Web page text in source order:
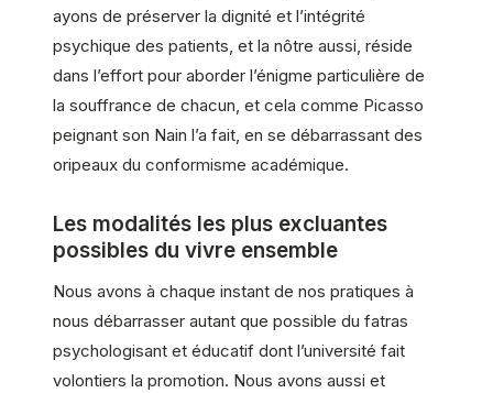
ayons de préserver la dignité et l’intégrité
psychique des patients, et la nôtre aussi, réside
dans l’effort pour aborder l’énigme particulière de
la souffrance de chacun, et cela comme Picasso
peignant son Nain l’a fait, en se débarrassant des
oripeaux du conformisme académique.
Les modalités les plus excluantes
possibles du vivre ensemble
Nous avons à chaque instant de nos pratiques à
nous débarrasser autant que possible du fatras
psychologisant et éducatif dont l’université fait
volontiers la promotion. Nous avons aussi et